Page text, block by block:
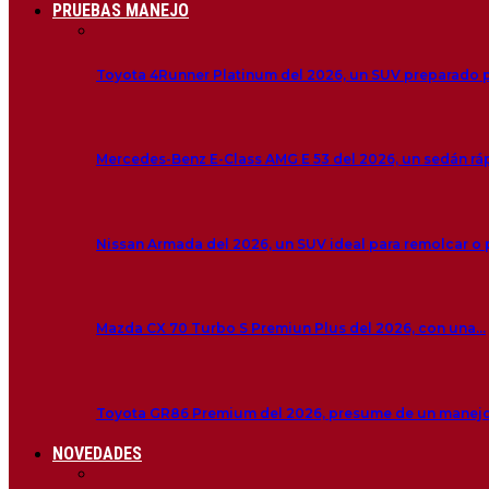
PRUEBAS MANEJO
Toyota 4Runner Platinum del 2026, un SUV preparado
Mercedes-Benz E-Class AMG E 53 del 2026, un sedán
Nissan Armada del 2026, un SUV ideal para remolcar o
Mazda CX 70 Turbo S Premiun Plus del 2026, con una…
Toyota GR86 Premium del 2026, presume de un
NOVEDADES